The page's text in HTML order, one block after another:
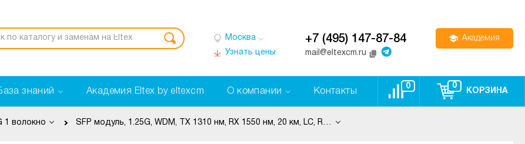
Москва
Узнать цены
+7 (495) 147-87-84
mail@eltexcm.ru
Академия
знаний Академия Eltex by eltexcm О компании Контакты
0 0
КОРЗИНА
1 волокно SFP модуль, 1.25G, WDM, TX 1310 нм, RX 1550 нм, 20 км, LC, RSM1W36L20I